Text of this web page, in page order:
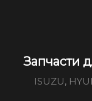
Запчасти
ISUZU,